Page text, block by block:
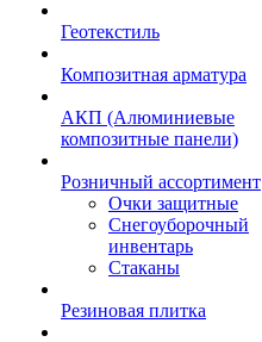
Геотекстиль
Композитная арматура
АКП (Алюминиевые
композитные панели)
Розничный ассортимент
Очки защитные
Снегоуборочный
инвентарь
Стаканы
Резиновая плитка